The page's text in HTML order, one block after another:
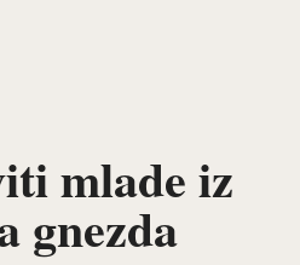
mlade iz
gnezda